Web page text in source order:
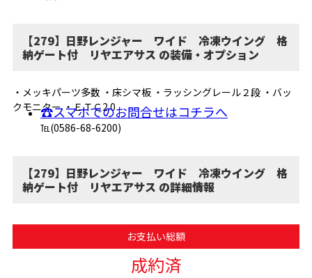
【279】日野レンジャー ワイド 冷凍ウイング 格
納ゲート付 リヤエアサス の装備・オプション
・メッキパーツ多数 ・床シマ板 ・ラッシングレール２段 ・バッ
クモニター ・ＥＴＣ2.0
☎スマホでのお問合せはコチラへ
℡(0586-68-6200)
【279】日野レンジャー ワイド 冷凍ウイング 格
納ゲート付 リヤエアサス の詳細情報
お支払い総額
成約済